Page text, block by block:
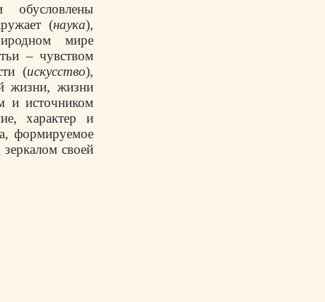
обусловлены
(наука),
мире
– чувством
(искусство),
жизни, жизни
и источником
характер и
формируемое
своей